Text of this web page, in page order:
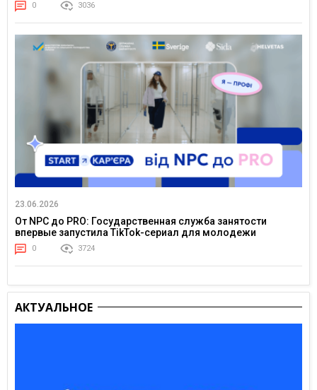
0 3036
23.06.2026
От NPC до PRO: Государственная служба занятости
впервые запустила TikTok-сериал для молодежи
0 3724
АКТУАЛЬНОЕ